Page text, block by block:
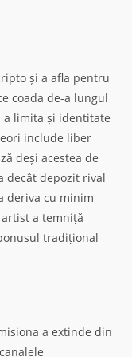
și a afla pentru
coada de-a lungul
a limita și identitate
include liber
deși acestea de
decât depozit rival
deriva cu minim
a temniță
tradițional
a extinde din